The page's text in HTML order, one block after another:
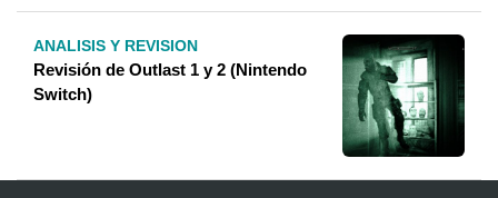
ANALISIS Y REVISION
Revisión de Outlast 1 y 2 (Nintendo
Switch)